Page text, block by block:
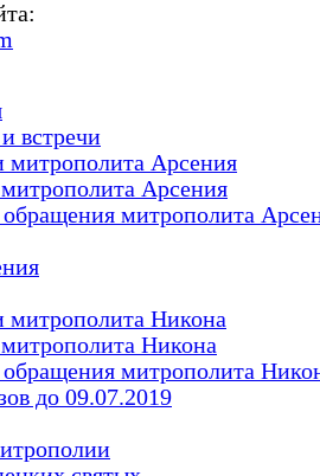
встречи
митрополита Арсения
Арсения
митрополита
митрополита Никона
Никона
митрополита
до 09.07.2019